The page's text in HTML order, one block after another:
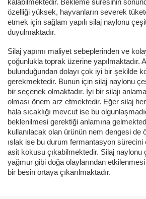
kalabilmektedir. Bekleme süresinin
özelliği yüksek, hayvanların severek
etmek için sağlam yapılı silaj naylonu
duyulmaktadır.
Silaj yapımı maliyet sebeplerinden ve
çoğunlukla toprak üzerine yapılmaktadır.
bulunduğundan dolayı çok iyi bir şekilde
gerekmektedir. Bunun için silaj naylonu
bir seçenek olmaktadır. İyi bir silajı
olması önem arz etmektedir. Eğer silaj
hala sıcaklığı mevcut ise bu
beklenilmesi gerektiği anlamına
kullanılacak olan ürünün nem dengesi de
ıslak ise bu durum fermantasyon
asit kokusu çıkabilmektedir. Silaj naylonu
yağmur gibi doğa olaylarından
bir besin ortaya çıkarılmaktadır.